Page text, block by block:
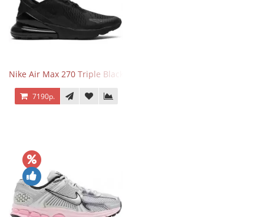
Nike Air Max 270 Triple Black
7190р.